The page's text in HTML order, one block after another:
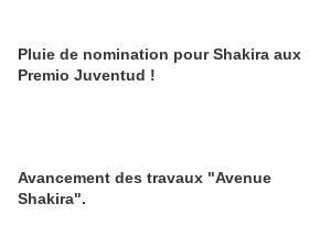
Pluie de nomination pour Shakira aux
Premio Juventud !
Avancement des travaux "Avenue
Shakira".